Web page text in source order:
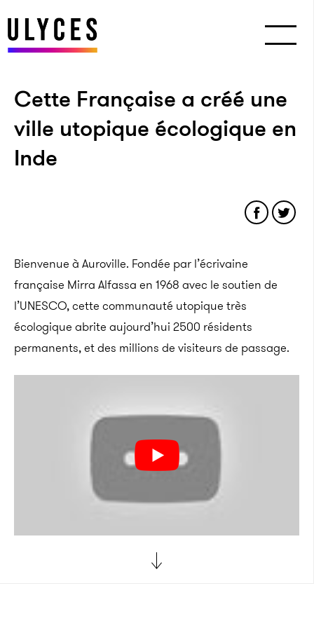
Cette Française a créé une
ville utopique écologique en
Inde
Bienvenue à Auroville. Fondée par l’écrivaine
française Mirra Alfassa en 1968 avec le soutien de
l’UNESCO, cette communauté utopique très
écologique abrite aujourd’hui 2500 résidents
permanents, et des millions de visiteurs de passage.